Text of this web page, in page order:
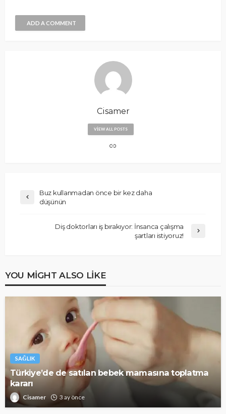
ADD A COMMENT
Cisamer
VIEW ALL POSTS
Buz kullanmadan önce bir kez daha
düşünün
Diş doktorları iş bırakıyor: İnsanca çalışma
şartları istiyoruz!
YOU MIGHT ALSO LIKE
SAĞLIK
Türkiye’de de satılan bebek mamasına toplatma
kararı
Cisamer 3 ay önce